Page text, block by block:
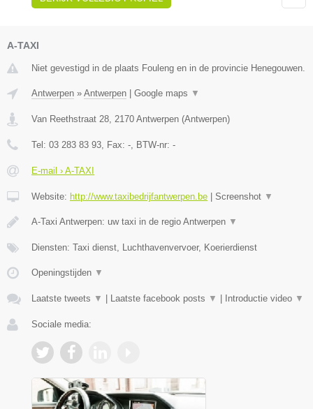
A-TAXI
Niet gevestigd in de plaats Fouleng en in de provincie Henegouwen.
Antwerpen » Antwerpen Google maps ▼
Van Reethstraat 28, 2170 Antwerpen (Antwerpen)
Tel: 03 283 83 93, Fax: -, BTW-nr: -
E-mail › A-TAXI
Website: http://www.taxibedrijfantwerpen.be Screenshot ▼
A-Taxi Antwerpen: uw taxi in de regio Antwerpen ▼
Diensten: Taxi dienst, Luchthavenvervoer, Koerierdienst
Openingstijden ▼
Laatste tweets ▼ Laatste facebook posts ▼ Introductie video ▼
Sociale media: